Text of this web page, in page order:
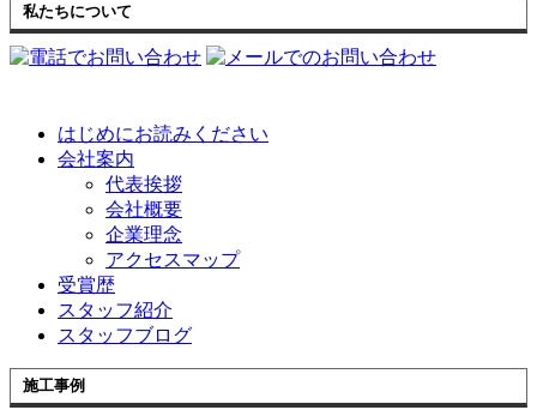
私たちについて
はじめにお読みください
会社案内
代表挨拶
会社概要
企業理念
アクセスマップ
受賞歴
スタッフ紹介
スタッフブログ
施工事例